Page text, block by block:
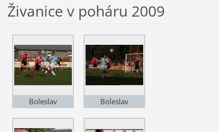
Živanice v poháru 2009
Boleslav Boleslav